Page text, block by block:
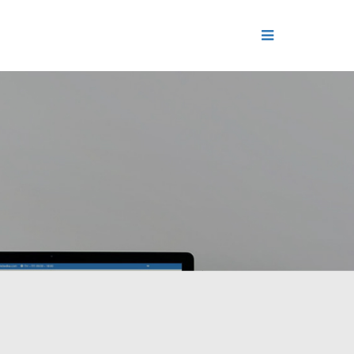
РЕПУТАЦИИ